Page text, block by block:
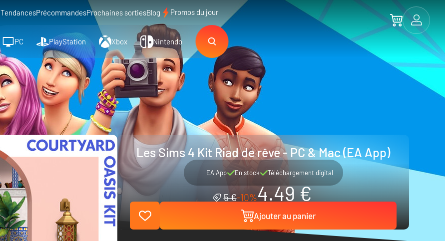
TendancesPrécommandesProchaines sortiesBlog Promos du jour
PC PlayStation Xbox Nintendo
Les Sims 4 Kit Riad de rêve - PC & Mac (EA App)
EA App En stock Téléchargement digital
5 €-10%4.49 €
Ajouter au panier